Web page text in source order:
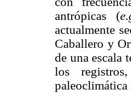
antrópicas (
actualmente
Caballero y
de una escala
los